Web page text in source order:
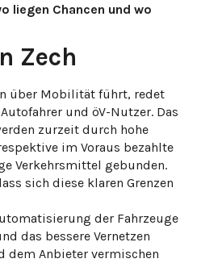
liegen Chancen und wo
Zech
über Mobilität führt, redet
und öV-Nutzer. Das
zurzeit durch hohe
im Voraus bezahlte
Verkehrsmittel gebunden.
sich diese klaren Grenzen
der Fahrzeuge
das bessere Vernetzen
dem Anbieter vermischen